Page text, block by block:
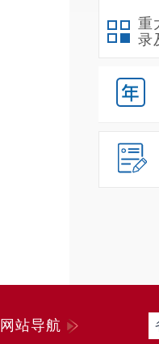
重
录
网站导航